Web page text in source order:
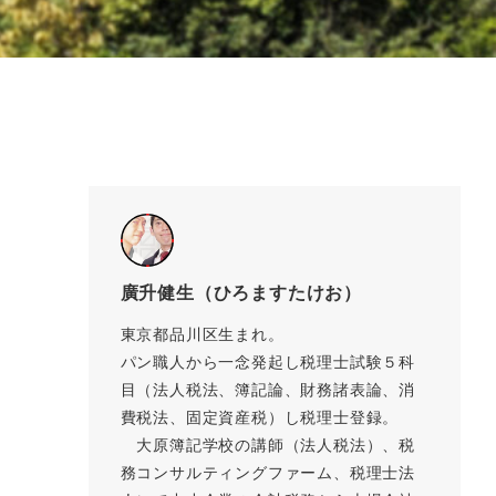
廣升健生（ひろますたけお）
東京都品川区生まれ。
パン職人から一念発起し税理士試験５科
目（法人税法、簿記論、財務諸表論、消
費税法、固定資産税）し税理士登録。
大原簿記学校の講師（法人税法）、税
務コンサルティングファーム、税理士法